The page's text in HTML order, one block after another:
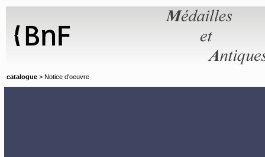
catalogue > Notice d'oeuvre